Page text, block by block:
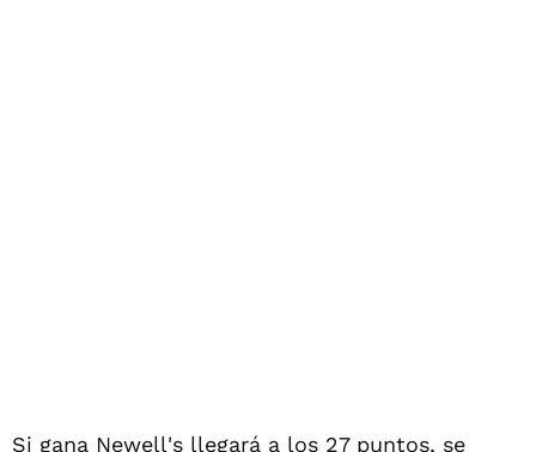
Si gana Newell's llegará a los 27 puntos, se